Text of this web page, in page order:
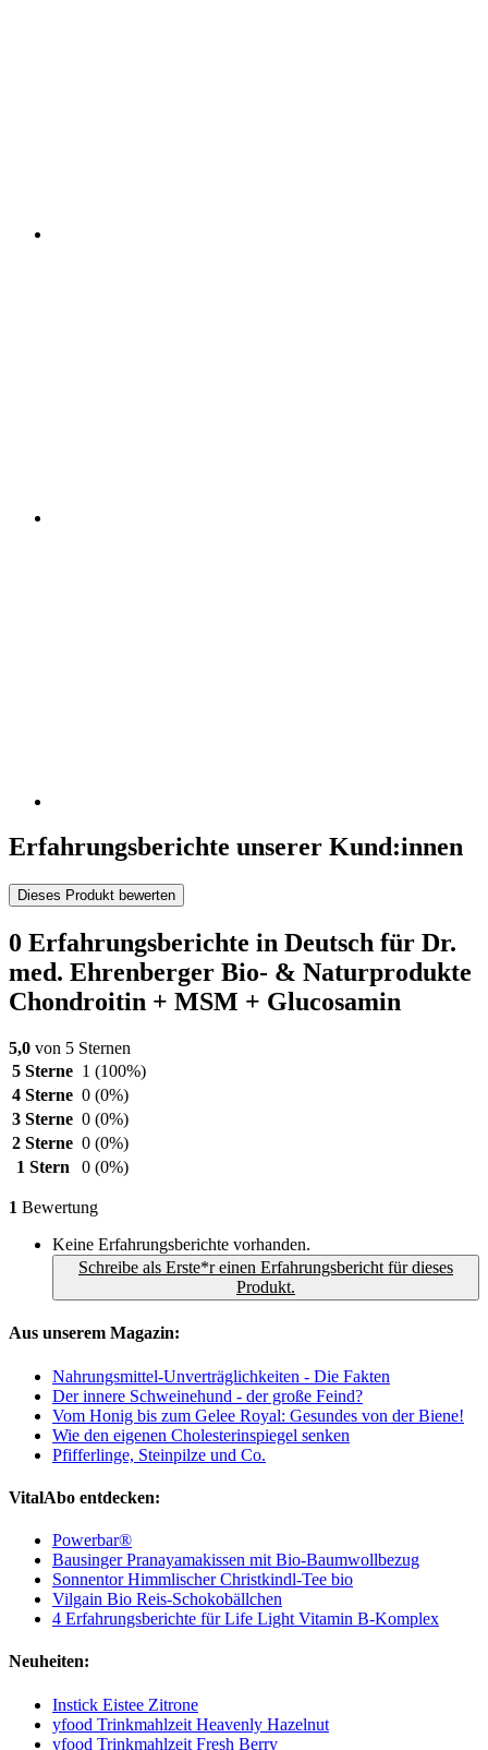
Erfahrungsberichte unserer Kund:innen
Dieses Produkt bewerten
0 Erfahrungsberichte in Deutsch für Dr.
med. Ehrenberger Bio- & Naturprodukte
Chondroitin + MSM + Glucosamin
5,0 von 5 Sternen
5 Sterne 1 (100%)
4 Sterne 0 (0%)
3 Sterne 0 (0%)
2 Sterne 0 (0%)
1 Stern
0 (0%)
1 Bewertung
Keine Erfahrungsberichte vorhanden.
Schreibe als Erste*r einen Erfahrungsbericht für dieses
Produkt.
Aus unserem Magazin:
Nahrungsmittel-Unverträglichkeiten - Die Fakten
Der innere Schweinehund - der große Feind?
Vom Honig bis zum Gelee Royal: Gesundes von der Biene!
Wie den eigenen Cholesterinspiegel senken
Pfifferlinge, Steinpilze und Co.
VitalAbo entdecken:
Powerbar®
Bausinger Pranayamakissen mit Bio-Baumwollbezug
Sonnentor Himmlischer Christkindl-Tee bio
Vilgain Bio Reis-Schokobällchen
4 Erfahrungsberichte für Life Light Vitamin B-Komplex
Neuheiten:
Instick Eistee Zitrone
yfood Trinkmahlzeit Heavenly Hazelnut
yfood Trinkmahlzeit Fresh Berry